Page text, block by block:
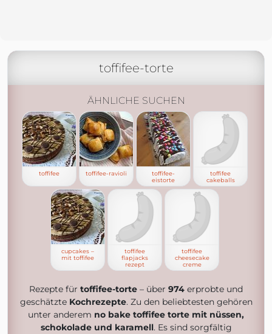
toffifee-torte
ÄHNLICHE SUCHEN
toffifee toffifee-ravioli
toffifee-
eistorte
toffifee
cakeballs
cupcakes –
mit toffifee
toffifee
flapjacks
rezept
toffifee
cheesecake
creme
Rezepte für toffifee-torte – über 974 erprobte und
geschätzte Kochrezepte. Zu den beliebtesten gehören
unter anderem no bake toffifee torte mit nüssen,
schokolade und karamell. Es sind sorgfältig